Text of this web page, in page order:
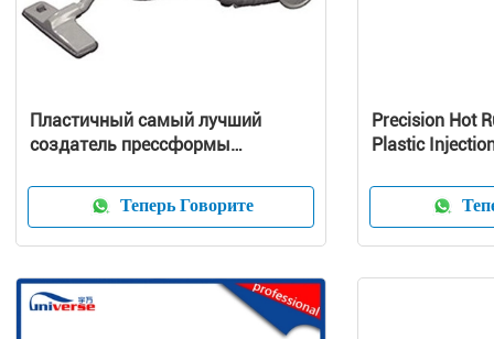
Пластичный самый лучший
создатель прессформы
пылесоса
Теперь Говорите
Precision Hot
Plastic